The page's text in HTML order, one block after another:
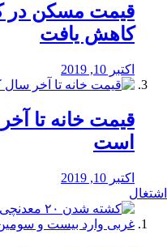
کاهش یافت
اکتبر 10, 2019
قیمت خانه تا
است
اکتبر 10, 2019
اشتغال